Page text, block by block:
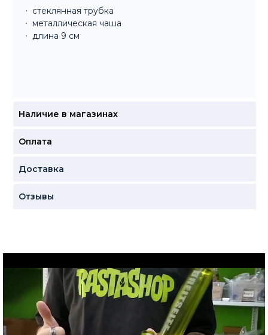
стеклянная трубка
металлическая чаша
длина 9 см
Наличие в магазинах
Оплата
Доставка
Отзывы